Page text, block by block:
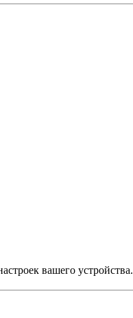
вашего устройства.